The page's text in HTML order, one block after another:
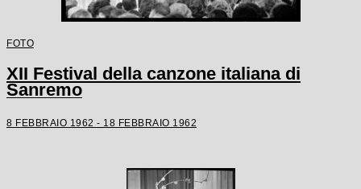
FOTO
XII Festival della canzone italiana di
Sanremo
8 FEBBRAIO 1962 - 18 FEBBRAIO 1962